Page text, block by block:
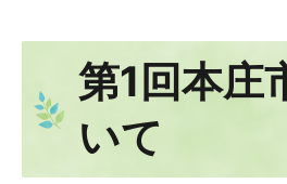
第1回本庄
いて